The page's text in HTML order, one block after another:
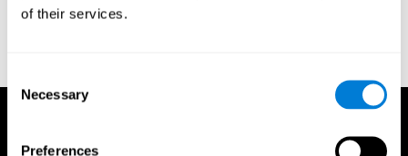
of their services.
Selection
Necessary
Preferences
Merten, T. (2004). A Short Version of the Hooper Visual